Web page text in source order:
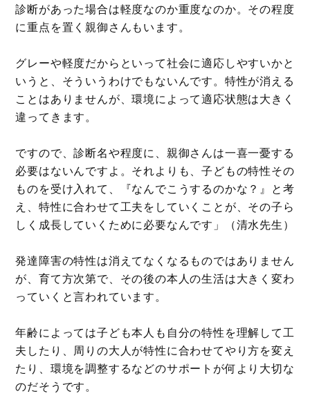
診断があった場合は軽度なのか重度なのか。その程度
に重点を置く親御さんもいます。
グレーや軽度だからといって社会に適応しやすいかと
いうと、そういうわけでもないんです。特性が消える
ことはありませんが、環境によって適応状態は大きく
違ってきます。
ですので、診断名や程度に、親御さんは一喜一憂する
必要はないんですよ。それよりも、子どもの特性その
ものを受け入れて、『なんでこうするのかな？』と考
え、特性に合わせて工夫をしていくことが、その子ら
しく成長していくために必要なんです」（清水先生）
発達障害の特性は消えてなくなるものではありません
が、育て方次第で、その後の本人の生活は大きく変わ
っていくと言われています。
年齢によっては子ども本人も自分の特性を理解して工
夫したり、周りの大人が特性に合わせてやり方を変え
たり、環境を調整するなどのサポートが何より大切な
のだそうです。